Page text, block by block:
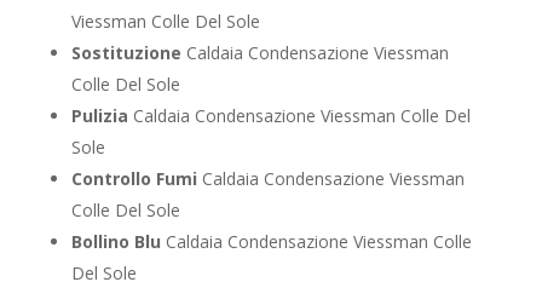
Viessman Colle Del Sole
Sostituzione Caldaia Condensazione Viessman
Colle Del Sole
Pulizia Caldaia Condensazione Viessman Colle Del
Sole
Controllo Fumi Caldaia Condensazione Viessman
Colle Del Sole
Bollino Blu Caldaia Condensazione Viessman Colle
Del Sole